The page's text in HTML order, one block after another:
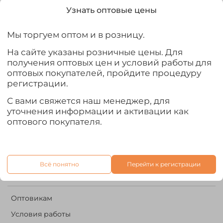
Предзаказ Предзаказ
Оптовикам
Условия работы
Контакты
+7 960 500 02 08
it.forestriver@gmail.com
Узнать оптовые цены
Мы торгуем оптом и в розницу.
На сайте указаны розничные цены. Для
получения оптовых цен и условий работы для
оптовых покупателей, пройдите процедуру
регистрации.
С вами свяжется наш менеджер, для
уточнения информации и активации как
оптового покупателя.
Всё понятно Перейти к регистрации